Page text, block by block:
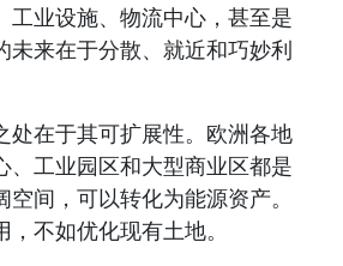
工业设施、物流中心，甚至是
未来在于分散、就近和巧妙利
处在于其可扩展性。欧洲各地
、工业园区和大型商业区都是
间，可以转化为能源资产。
不如优化现有土地。